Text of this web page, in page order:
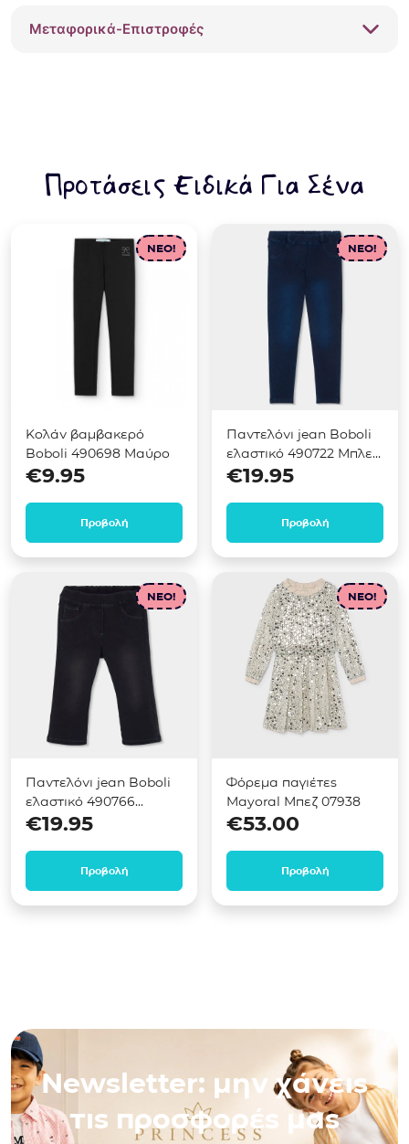
Μεταφορικά-Επιστροφές
Προτάσεις Ειδικά Για Σένα
NEO!
Κολάν βαμβακερό
Boboli 490698 Μαύρο
€9.95
Προβολή
NEO!
Παντελόνι jean Boboli
ελαστικό 490722 Μπλε
σκούρο
€19.95
Προβολή
NEO!
Παντελόνι jean Boboli
ελαστικό 490766
Μαύρο
€19.95
Προβολή
NEO!
Φόρεμα παγιέτες
Mayoral Μπεζ 07938
€53.00
Προβολή
Newsletter: μην χάνεις
τις προσφορές μας